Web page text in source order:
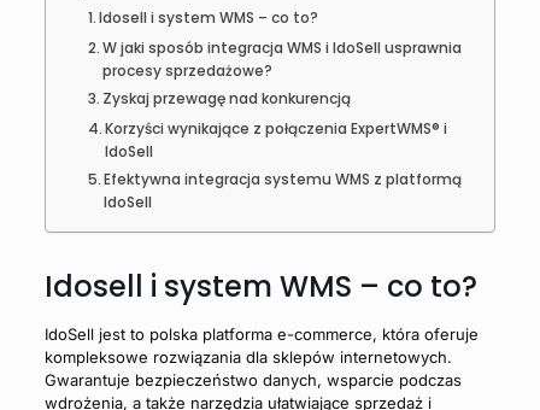
Idosell i system WMS – co to?
W jaki sposób integracja WMS i IdoSell usprawnia
procesy sprzedażowe?
Zyskaj przewagę nad konkurencją
Korzyści wynikające z połączenia ExpertWMS® i
IdoSell
Efektywna integracja systemu WMS z platformą
IdoSell
Idosell i system WMS – co to?
IdoSell jest to polska platforma e-commerce, która oferuje
kompleksowe rozwiązania dla sklepów internetowych.
Gwarantuje bezpieczeństwo danych, wsparcie podczas
wdrożenia, a także narzędzia ułatwiające sprzedaż i